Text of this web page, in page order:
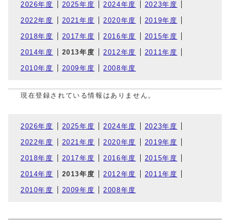
2026年度 2025年度 2024年度 2023年度
2022年度 2021年度 2020年度 2019年度
2018年度 2017年度 2016年度 2015年度
2014年度 2013年度 2012年度 2011年度
2010年度 2009年度 2008年度
現在登録されている情報はありません。
2026年度 2025年度 2024年度 2023年度
2022年度 2021年度 2020年度 2019年度
2018年度 2017年度 2016年度 2015年度
2014年度 2013年度 2012年度 2011年度
2010年度 2009年度 2008年度